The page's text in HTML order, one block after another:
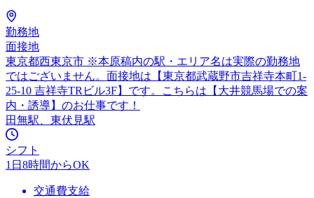
勤務地
面接地
東京都西東京市 ※本原稿内の駅・エリア名は実際の勤務地
ではございません。面接地は【東京都武蔵野市吉祥寺本町1-
25-10 吉祥寺TRビル3F】です。こちらは【大井競馬場での案
内・誘導】のお仕事です！
田無駅、東伏見駅
シフト
1日8時間からOK
交通費支給